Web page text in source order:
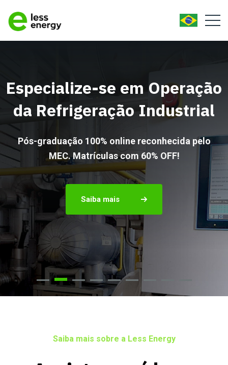
Powered by
Especialize-se em Operação
da Refrigeração Industrial
Pós-graduação 100% online reconhecida pelo
MEC. Matrículas com 60% OFF!
Saiba mais
Saiba mais sobre a Less Energy